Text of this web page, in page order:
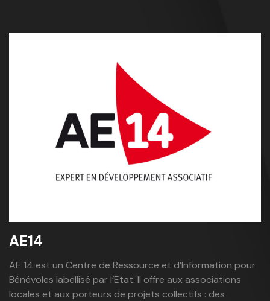
AE14
AE 14 est un Centre de Ressource et d’Information pour
Bénévoles labellisé par l’Etat. Il offre aux associations
locales et aux porteurs de projets collectifs : des